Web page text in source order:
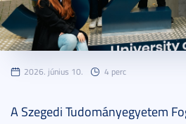
2026. június 10. 4 perc
A Szegedi Tudományegyetem